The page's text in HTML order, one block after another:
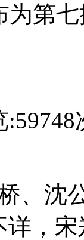
为第
:59748
、沈
详，